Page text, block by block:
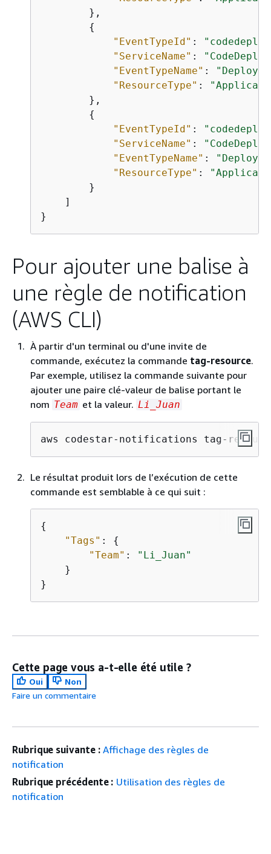
        },
{
"EventTypeId" :
"ServiceName" :
"EventTypeName" :
"ResourceType" :
        },
{
"EventTypeId" :
"ServiceName" :
"EventTypeName" :
"ResourceType" :
        }
    ]
}
Pour ajouter une balise à
une règle de notification
(AWS CLI)
À partir d'un terminal ou d'une invite de
commande, exécutez la commande tag-resource.
Par exemple, utilisez la commande suivante pour
ajouter une paire clé-valeur de balise portant le
nom Team et la valeur. Li_Juan
aws codestar-notifications tag-
Le résultat produit lors de l’exécution de cette
commande est semblable à ce qui suit :
{
"Tags" : {
"Team" :
"Li_Juan"
    }
}
Cette page vous a-t-elle été utile ?
Oui
Non
Faire un commentaire
Rubrique suivante : Affichage des règles de
notification
Rubrique précédente : Utilisation des règles de
notification